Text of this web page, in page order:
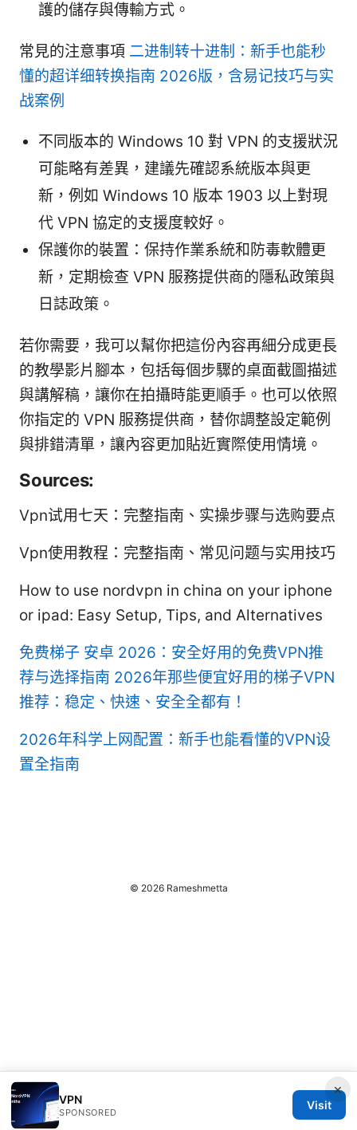
護的儲存與傳輸方式。
常見的注意事項 二进制转十进制：新手也能秒
懂的超详细转换指南 2026版，含易记技巧与实
战案例
不同版本的 Windows 10 對 VPN 的支援狀況
可能略有差異，建議先確認系統版本與更
新，例如 Windows 10 版本 1903 以上對現
代 VPN 協定的支援度較好。
保護你的裝置：保持作業系統和防毒軟體更
新，定期檢查 VPN 服務提供商的隱私政策與
日誌政策。
若你需要，我可以幫你把這份內容再細分成更長
的教學影片腳本，包括每個步驟的桌面截圖描述
與講解稿，讓你在拍攝時能更順手。也可以依照
你指定的 VPN 服務提供商，替你調整設定範例
與排錯清單，讓內容更加貼近實際使用情境。
Sources:
Vpn试用七天：完整指南、实操步骤与选购要点
Vpn使用教程：完整指南、常见问题与实用技巧
How to use nordvpn in china on your iphone
or ipad: Easy Setup, Tips, and Alternatives
免费梯子 安卓 2026：安全好用的免费VPN推
荐与选择指南 2026年那些便宜好用的梯子VPN
推荐：稳定、快速、安全全都有！
2026年科学上网配置：新手也能看懂的VPN设
置全指南
×
VPN
SPONSORED
Visit
© 2026 Rameshmetta